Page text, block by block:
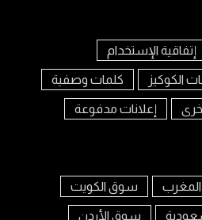
إتفاقية الإستخدام
الكوكيز كلمات وصفية
إعلانات مدفوعة
سوق الكويت
سوق الأردن